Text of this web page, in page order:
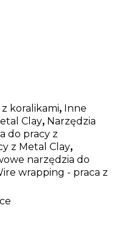
koralikami, Inne
Clay, Narzędzia
do pracy z
z Metal Clay,
narzędzia do
wrapping - praca z